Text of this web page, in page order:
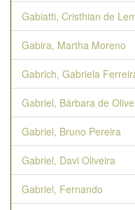
Gabiatti, Cristhian de
Gabira, Martha Moreno
Gabrich, Gabriela
Gabriel, Bárbara de
Gabriel, Bruno Pereira
Gabriel, Davi Oliveira
Gabriel, Fernando